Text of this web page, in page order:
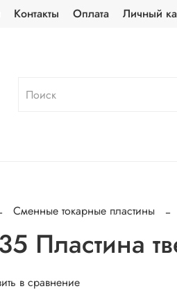
Контакты Оплата Личный
Сменные токарные пластины
Пластина
в сравнение